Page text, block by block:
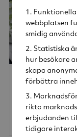
webbplatsen
smidig
Statistiska
hur besökare
skapa
förbättra
rikta
erbjudanden
tidigare
599 kr